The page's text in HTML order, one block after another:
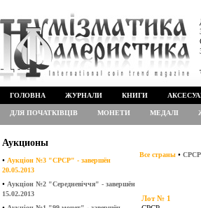
ГОЛОВНА ЖУРНАЛИ КНИГИ
ДЛЯ ПОЧАТКІВЦІВ МОНЕТИ МЕДАЛІ
Аукционы
• Аукціон №3 "СРСР" - завершён
20.05.2013
• Аукціон №2 "Середневіччя" -
завершён
15.02.2013
Все страны•СРСР